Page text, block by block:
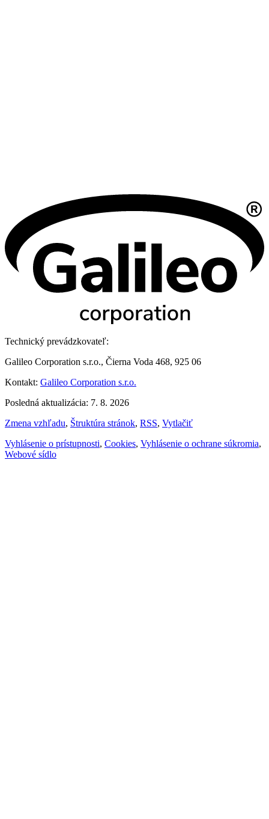
Technický prevádzkovateľ:
Galileo Corporation s.r.o., Čierna Voda 468, 925 06
Kontakt: Galileo Corporation s.r.o.
Posledná aktualizácia: 7. 8. 2026
Zmena vzhľadu, Štruktúra stránok, RSS, Vytlačiť
Vyhlásenie o prístupnosti, Cookies, Vyhlásenie o ochrane súkromia,
Webové sídlo